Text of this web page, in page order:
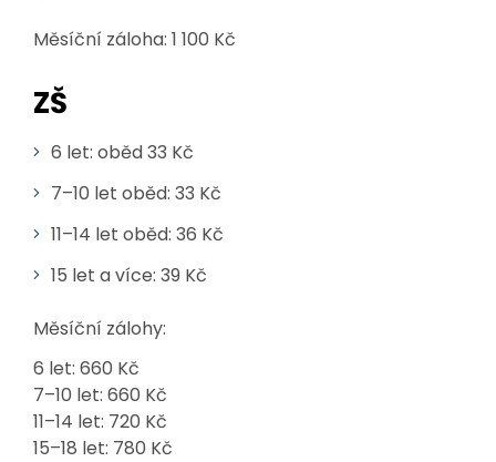
Měsíční záloha: 1 100 Kč
ZŠ
6 let: oběd 33 Kč
7–10 let oběd: 33 Kč
11–14 let oběd: 36 Kč
15 let a více: 39 Kč
Měsíční zálohy:
6 let: 660 Kč
7–10 let: 660 Kč
11–14 let: 720 Kč
15–18 let: 780 Kč